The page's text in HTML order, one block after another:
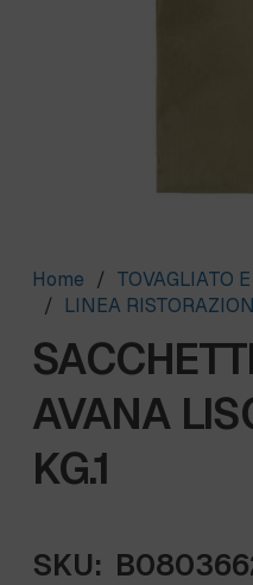
Home / TOVAGLIATO
/
LINEA
AVANA
KG.1
SKU: